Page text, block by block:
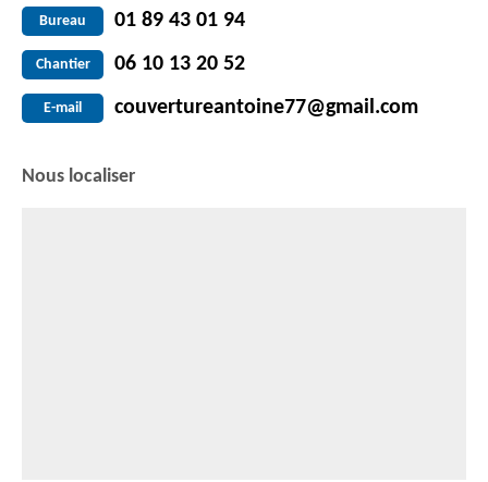
Bureau 01 89 43 01 94
Chantier 06 10 13 20 52
E-mail couvertureantoine77@gmail.com
Nous localiser